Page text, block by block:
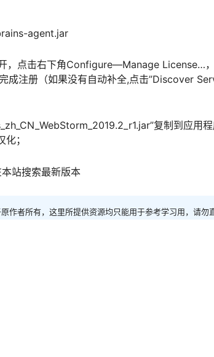
agent.jar
，点击右下角Configure—Manage License…
成注册（如果没有自动补全,点击”Discover
复制到应用
；
站搜索最新版本
作者所有，这里所提供资源均只能用于参考学习用，请